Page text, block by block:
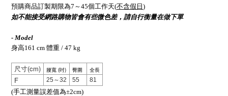
預購商品訂製期限為7～45個工作天(不含假日 )
如不能接受網路購物皆會有些微色差，請自行衡量在做下單
- Model
身高161 cm 體重 / 47 kg
尺寸(cm) 腰寬 (吋) 臀圍 全長
F 25～32 55 81
(手工測量誤差值為±2cm)